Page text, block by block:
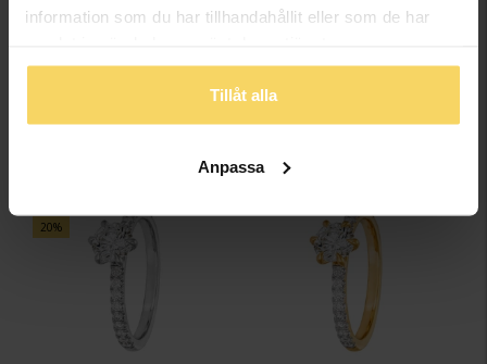
information som du har tillhandahållit eller som de har
Tillåt alla
Anpassa
Diamantring Cannes 0,80 ct
Diamantring Cannes 0,80 ct
20%